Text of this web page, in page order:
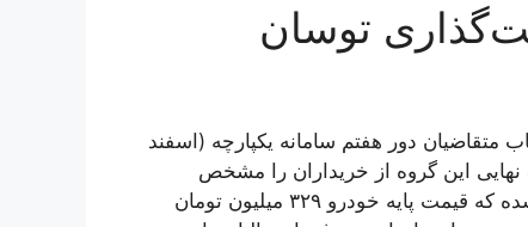
توسان
دور هفتم سامانه یکپارچه (اسفند
نهایی این گروه از خریداران را مشخص
می‌کند. قیمت اعلامی (۴.۳۷ میلیارد تومان) در حالی نهایی شده که قیمت پایه خودرو ۳۲۹ میلیون تومان